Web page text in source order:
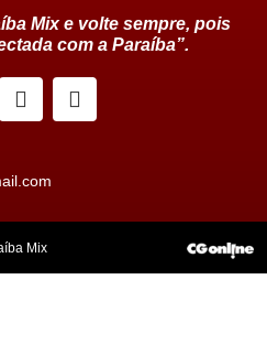
Mix e volte sempre, pois
com a Paraíba”.
Mix